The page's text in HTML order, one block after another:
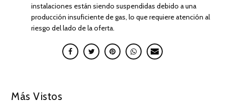
instalaciones están siendo suspendidas debido a una
producción insuficiente de gas, lo que requiere atención al
riesgo del lado de la oferta.
Más Vistos